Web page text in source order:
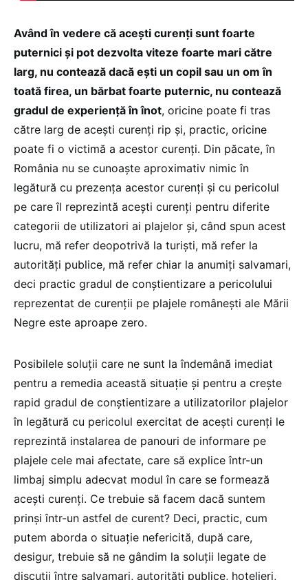
Având în vedere că acești curenți sunt foarte
puternici și pot dezvolta viteze foarte mari către
larg, nu contează dacă ești un copil sau un om în
toată firea, un bărbat foarte puternic, nu contează
gradul de experiență în înot, oricine poate fi tras
către larg de acești curenți rip și, practic, oricine
poate fi o victimă a acestor curenți. Din păcate, în
România nu se cunoaște aproximativ nimic în
legătură cu prezența acestor curenți și cu pericolul
pe care îl reprezintă acești curenți pentru diferite
categorii de utilizatori ai plajelor și, când spun acest
lucru, mă refer deopotrivă la turiști, mă refer la
autorități publice, mă refer chiar la anumiți salvamari,
deci practic gradul de conștientizare a pericolului
reprezentat de curenții pe plajele românești ale Mării
Negre este aproape zero.
Posibilele soluții care ne sunt la îndemână imediat
pentru a remedia această situație și pentru a crește
rapid gradul de conștientizare a utilizatorilor plajelor
în legătură cu pericolul exercitat de acești curenți le
reprezintă instalarea de panouri de informare pe
plajele cele mai afectate, care să explice într-un
limbaj simplu adecvat modul în care se formează
acești curenți. Ce trebuie să facem dacă suntem
prinși într-un astfel de curent? Deci, practic, cum
putem aborda o situație nefericită, după care,
desigur, trebuie să ne gândim la soluții legate de
discuții între salvamari, autorități publice, hotelieri,